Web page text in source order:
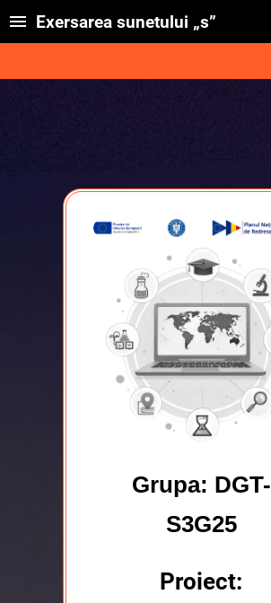
Exersarea sunetului „s”
Grupa: DGT-
S3G25
Proiect: